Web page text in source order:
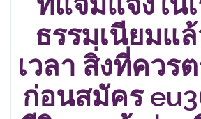
ธรรมเนียมแ
เวลา สิ่งที่ควร
ก่อนสมัคร